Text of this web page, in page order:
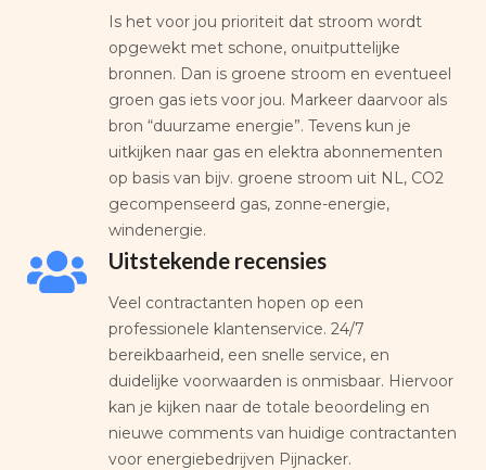
Is het voor jou prioriteit dat stroom wordt
opgewekt met schone, onuitputtelijke
bronnen. Dan is groene stroom en eventueel
groen gas iets voor jou. Markeer daarvoor als
bron “duurzame energie”. Tevens kun je
uitkijken naar gas en elektra abonnementen
op basis van bijv. groene stroom uit NL, CO2
gecompenseerd gas, zonne-energie,
windenergie.
Uitstekende recensies
Veel contractanten hopen op een
professionele klantenservice. 24/7
bereikbaarheid, een snelle service, en
duidelijke voorwaarden is onmisbaar. Hiervoor
kan je kijken naar de totale beoordeling en
nieuwe comments van huidige contractanten
voor energiebedrijven Pijnacker.